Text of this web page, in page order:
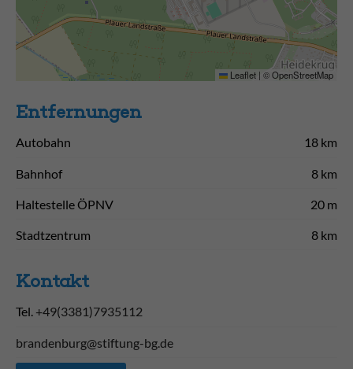
Leaflet | ©OpenStreetMap
Entfernungen
Autobahn 18 km
Bahnhof 8 km
Haltestelle ÖPNV 20 m
Stadtzentrum 8 km
Kontakt
Tel. +49(3381)7935112
brandenburg@stiftung-bg.de